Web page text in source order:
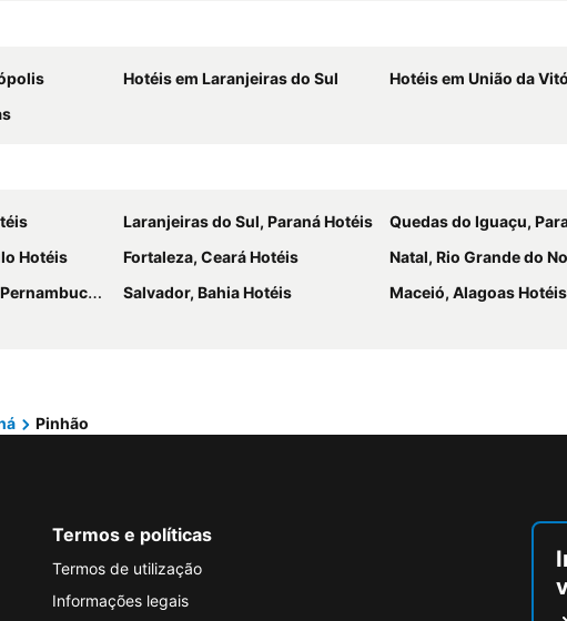
Hotéis em Laranjeiras do Sul
Hotéis em União da
Laranjeiras do Sul, Paraná Hotéis
Quedas do Iguaçu,
Hotéis Fortaleza, Ceará Hotéis
Natal, Rio Grande do
Hotéis Salvador, Bahia Hotéis
Maceió, Alagoas Hotéis
Pinhão
Termos e políticas
Termos de utilização
Informações legais